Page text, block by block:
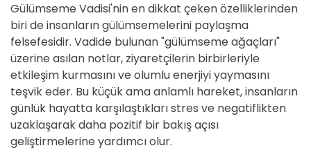
Gülümseme Vadisi'nin en dikkat çeken özelliklerinden
biri de insanların gülümsemelerini paylaşma
felsefesidir. Vadide bulunan "gülümseme ağaçları"
üzerine asılan notlar, ziyaretçilerin birbirleriyle
etkileşim kurmasını ve olumlu enerjiyi yaymasını
teşvik eder. Bu küçük ama anlamlı hareket, insanların
günlük hayatta karşılaştıkları stres ve negatiflikten
uzaklaşarak daha pozitif bir bakış açısı
geliştirmelerine yardımcı olur.